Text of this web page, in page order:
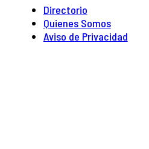
Directorio
Quienes Somos
Aviso de Privacidad